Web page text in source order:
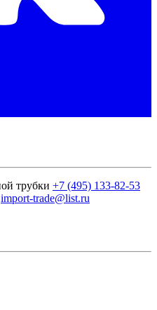
+7 (495) 133-82-53
import-trade@list.ru